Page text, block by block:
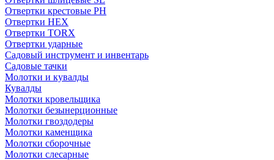
Отвертки крестовые PH
Отвертки HEX
Отвертки TORX
Отвертки ударные
Садовый инструмент и инвентарь
Садовые тачки
Молотки и кувалды
Кувалды
Молотки кровельщика
Молотки безынерционные
Молотки гвоздодеры
Молотки каменщика
Молотки сборочные
Молотки слесарные